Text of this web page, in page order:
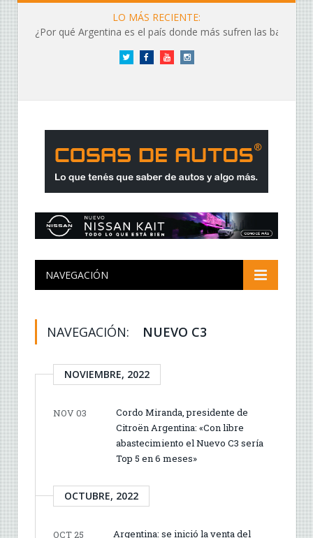
LO MÁS RECIENTE:
¿Por qué Argentina es el país donde más sufren las baterías?
Twitter FacebookYouTubeInstagram
NAVEGACIÓN
NAVEGACIÓN: NUEVO C3
NOVIEMBRE, 2022
NOV 03
Cordo Miranda, presidente de
Citroën Argentina: «Con libre
abastecimiento el Nuevo C3 sería
Top 5 en 6 meses»
OCTUBRE, 2022
OCT 25
Argentina: se inició la venta del